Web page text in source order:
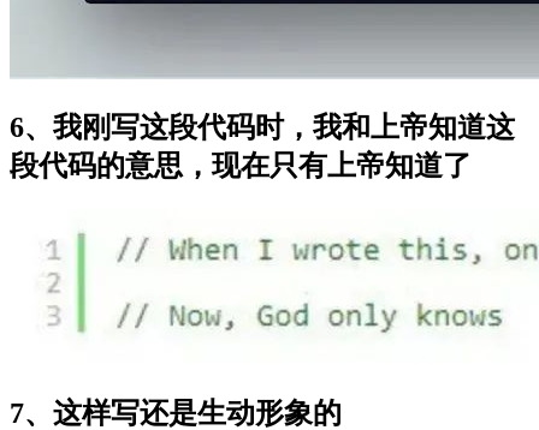
6、我刚写这段代码时，我和上帝知道这
段代码的意思，现在只有上帝知道了
7、这样写还是生动形象的